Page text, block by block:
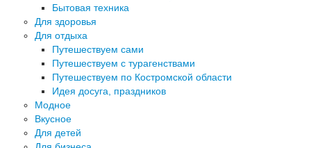
Бытовая техника
Для здоровья
Для отдыха
Путешествуем сами
Путешествуем с турагенствами
Путешествуем по Костромской области
Идея досуга, праздников
Модное
Вкусное
Для детей